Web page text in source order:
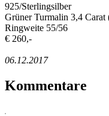
925/Sterlingsilber
Grüner Turmalin 3,4 Carat
Ringweite 55/56
€ 260,-
06.12.2017
Kommentare